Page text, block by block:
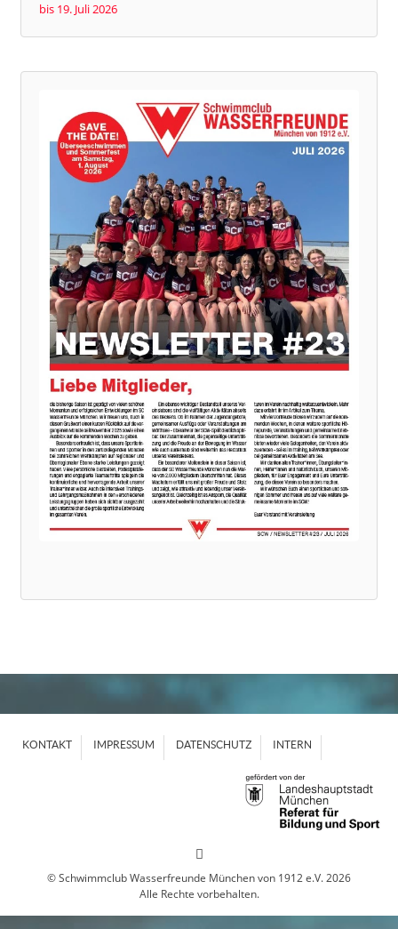
bis 19. Juli 2026
KONTAKT IMPRESSUM DATENSCHUTZ INTERN
© Schwimmclub Wasserfreunde München von 1912 e.V. 2026
Alle Rechte vorbehalten.